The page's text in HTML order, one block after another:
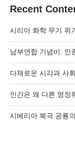
Recent
시리아 화학 무기 위
남부연합 기념비: 인
다채로운 시각과 사
인간은 왜 다른 영장
시베리아 북극 공룡